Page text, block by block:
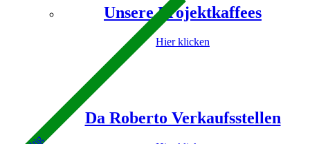
Unsere Projektkaffees
Hier klicken
Da Roberto Verkaufsstellen